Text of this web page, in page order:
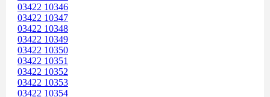
03422 10346
03422 10347
03422 10348
03422 10349
03422 10350
03422 10351
03422 10352
03422 10353
03422 10354